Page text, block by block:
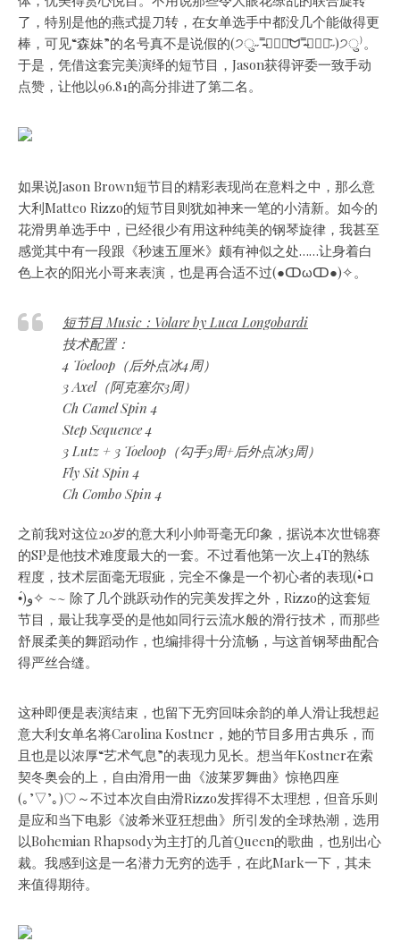
了，特别是他的燕式提刀转，在女单选手中都没几个能做得更
棒，可见“森妹”的名号真不是说假的(੭ु˶˭̵̴⃙⃚⃘᷄ᗢ˭̴̵⃙⃚⃘᷅˶)੭ु⁾。
于是，凭借这套完美演绎的短节目，Jason获得评委一致手动
点赞，让他以96.81的高分排进了第二名。
如果说Jason Brown短节目的精彩表现尚在意料之中，那么意
大利Matteo Rizzo的短节目则犹如神来一笔的小清新。如今的
花滑男单选手中，已经很少有用这种纯美的钢琴旋律，我甚至
感觉其中有一段跟《秒速五厘米》颇有神似之处……让身着白
色上衣的阳光小哥来表演，也是再合适不过(●ↀωↀ●)✧。
短节目 Music：Volare by Luca Longobardi
技术配置：
4 Toeloop（后外点冰4周）
3 Axel（阿克塞尔3周）
Ch Camel Spin 4
Step Sequence 4
3 Lutz + 3 Toeloop（勾手3周+后外点冰3周）
Fly Sit Spin 4
Ch Combo Spin 4
之前我对这位20岁的意大利小帅哥毫无印象，据说本次世锦赛
的SP是他技术难度最大的一套。不过看他第一次上4T的熟练
程度，技术层面毫无瑕疵，完全不像是一个初心者的表现(•̀ロ
•́)و✧ ~~ 除了几个跳跃动作的完美发挥之外，Rizzo的这套短
节目，最让我享受的是他如同行云流水般的滑行技术，而那些
舒展柔美的舞蹈动作，也编排得十分流畅，与这首钢琴曲配合
得严丝合缝。
这种即便是表演结束，也留下无穷回味余韵的单人滑让我想起
意大利女单名将Carolina Kostner，她的节目多用古典乐，而
且也是以浓厚“艺术气息”的表现力见长。想当年Kostner在索
契冬奥会的上，自由滑用一曲《波莱罗舞曲》惊艳四座
(｡’▽’｡)♡～不过本次自由滑Rizzo发挥得不太理想，但音乐则
是应和当下电影《波希米亚狂想曲》所引发的全球热潮，选用
以Bohemian Rhapsody为主打的几首Queen的歌曲，也别出心
裁。我感到这是一名潜力无穷的选手，在此Mark一下，其未
来值得期待。